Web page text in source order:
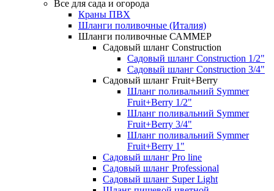
Все для сада и огорода
Краны ПВХ
Шланги поливочные (Италия)
Шланги поливочные САММЕР
Садовый шланг Construction
Садовый шланг Construction 1/2"
Садовый шланг Construction 3/4"
Садовый шланг Fruit+Berry
Шланг поливальний Symmer
Fruit+Berry 1/2"
Шланг поливальний Symmer
Fruit+Berry 3/4"
Шланг поливальний Symmer
Fruit+Berry 1"
Садовый шланг Pro line
Садовый шланг Professional
Садовый шланг Super Light